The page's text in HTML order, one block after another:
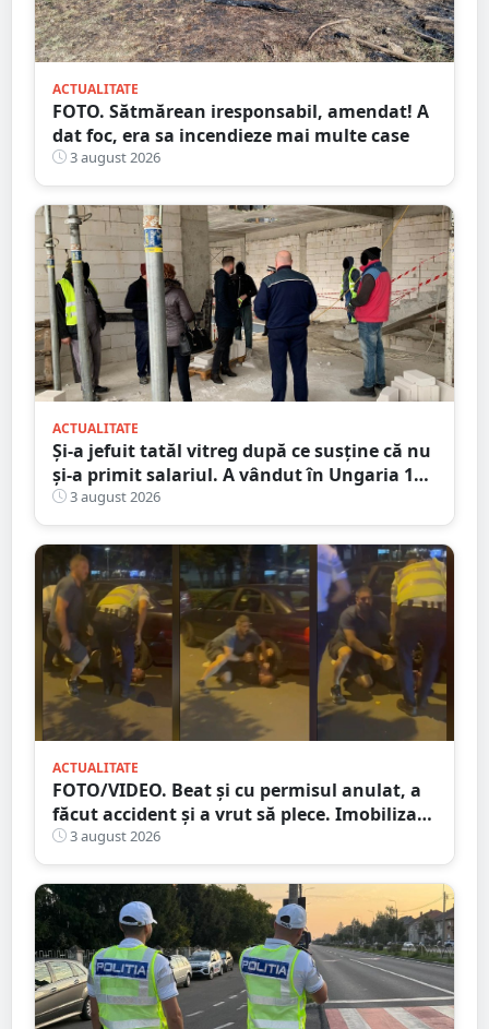
ACTUALITATE
FOTO. Sătmărean iresponsabil, amendat! A
dat foc, era sa incendieze mai multe case
3 august 2026
ACTUALITATE
Și-a jefuit tatăl vitreg după ce susține că nu
și-a primit salariul. A vândut în Ungaria 120
de role de vată și gresie de 7.000 de euro
3 august 2026
ACTUALITATE
FOTO/VIDEO. Beat și cu permisul anulat, a
făcut accident și a vrut să plece. Imobilizat
de trecători
3 august 2026